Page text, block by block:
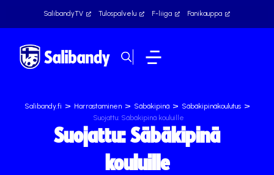
SalibandyTV Tulospalvelu F-liiga Fanikauppa
Salibandy.fi > Harrastaminen > Säbäkipinä > Säbäkipinäkoulutus >
Suojattu: Säbäkipinä kouluille
Suojattu: Säbäkipinä
kouluille